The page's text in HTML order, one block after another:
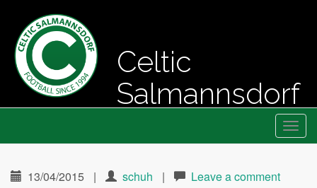
Celtic
Salmannsdorf
Menu
13/04/2015 | schuh | Leave a comment